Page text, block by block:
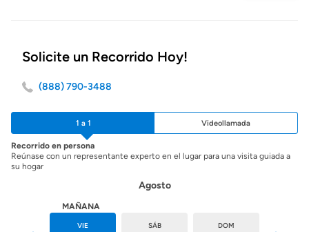
Solicite un Recorrido Hoy!
(888) 790-3488
1 a 1 Videollamada
Recorrido en persona
Reúnase con un representante experto en el lugar para una visita guiada a
su hogar
Agosto
MAÑANA
VIE SÁB DOM